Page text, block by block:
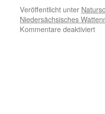
Veröffentlicht unter
Niedersächsisches
Kommentare deaktiviertfür